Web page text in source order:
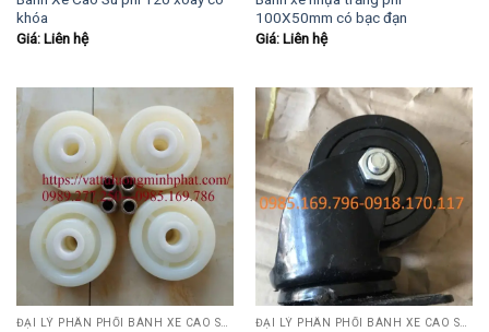
khóa
Giá: Liên hệ
100X50mm có bạc đạn
Giá: Liên hệ
ĐẠI LÝ PHÂN PHỐI BÁNH XE CAO SU-PU-INOX ĐẠI LÝ PHÂN PHỐI BÁNH XE CAO SU-PU-INOX